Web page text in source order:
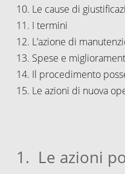
10. Le cause di
11. I termini
12. L’azione di
13. Spese e
14. Il procedimento
15. Le azioni di nuova
1. Le azioni